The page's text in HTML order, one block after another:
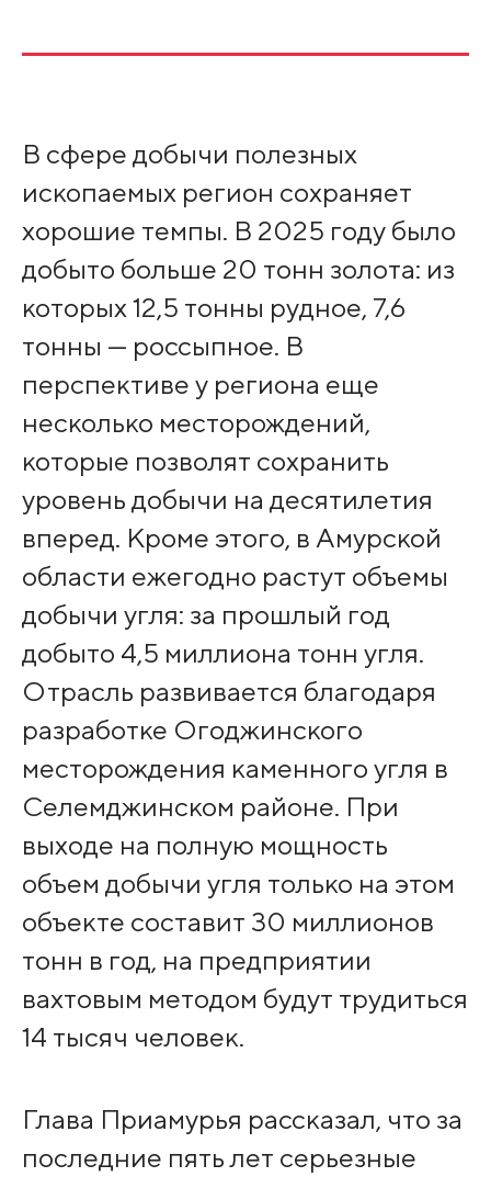
В сфере добычи полезных
ископаемых регион сохраняет
хорошие темпы. В 2025 году было
добыто больше 20 тонн золота: из
которых 12,5 тонны рудное, 7,6
тонны — россыпное. В
перспективе у региона еще
несколько месторождений,
которые позволят сохранить
уровень добычи на десятилетия
вперед. Кроме этого, в Амурской
области ежегодно растут объемы
добычи угля: за прошлый год
добыто 4,5 миллиона тонн угля.
Отрасль развивается благодаря
разработке Огоджинского
месторождения каменного угля в
Селемджинском районе. При
выходе на полную мощность
объем добычи угля только на этом
объекте составит 30 миллионов
тонн в год, на предприятии
вахтовым методом будут трудиться
14 тысяч человек.
Глава Приамурья рассказал, что за
последние пять лет серьезные